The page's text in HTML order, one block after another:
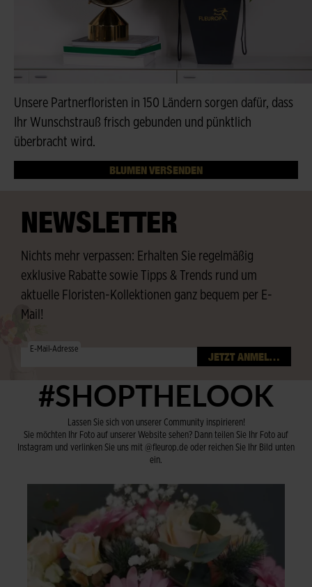
Unsere Partnerfloristen in 150 Ländern sorgen dafür, dass
Ihr Wunschstrauß frisch gebunden und pünktlich
überbracht wird.
BLUMEN VERSENDEN
NEWSLETTER
Nichts mehr verpassen: Erhalten Sie regelmäßig
exklusive Rabatte sowie Tipps & Trends rund um
aktuelle Floristen-Kollektionen ganz bequem per E-
Mail!
E-Mail-Adresse
#SHOPTHELOOK
Lassen Sie sich von unserer Community inspirieren!
Sie möchten Ihr Foto auf unserer Website sehen? Dann teilen Sie Ihr Foto auf
Instagram und verlinken Sie uns mit @fleurop.de oder reichen Sie Ihr Bild unten
ein.